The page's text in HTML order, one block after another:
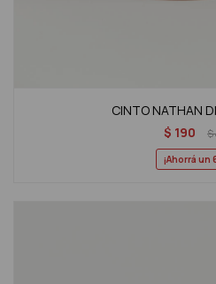
CINTO NATHAN
$ 190 $